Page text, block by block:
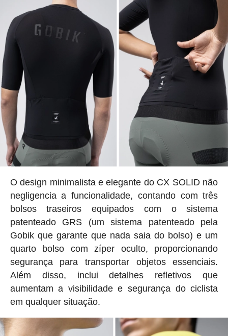
O design minimalista e elegante do CX SOLID não
negligencia a funcionalidade, contando com três
bolsos traseiros equipados com o sistema
patenteado GRS (um sistema patenteado pela
Gobik que garante que nada saia do bolso) e um
quarto bolso com zíper oculto, proporcionando
segurança para transportar objetos essenciais.
Além disso, inclui detalhes refletivos que
aumentam a visibilidade e segurança do ciclista
em qualquer situação.